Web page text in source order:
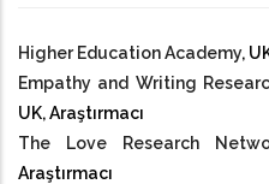
Higher Education Academy,
Empathy and Writing
UK, Araştırmacı
The Love Research
Araştırmacı